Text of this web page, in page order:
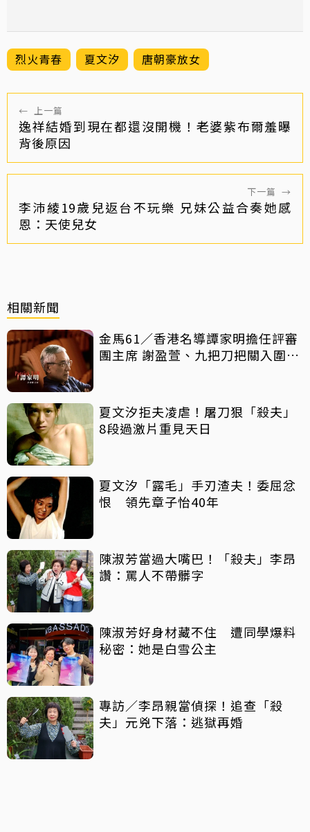
烈火青春 夏文汐 唐朝豪放女
← 上一篇
逸祥結婚到現在都還沒開機！老婆紫布爾羞曝
背後原因
下一篇 →
李沛綾19歲兒返台不玩樂 兄妹公益合奏她感
恩：天使兒女
相關新聞
金馬61／香港名導譚家明擔任評審
團主席 謝盈萱、九把刀把關入圍名
夏文汐拒夫凌虐！屠刀狠「殺夫」
8段過激片重見天日
夏文汐「露毛」手刃渣夫！委屈忿
恨 領先章子怡40年
陳淑芳當過大嘴巴！「殺夫」李昂
讚：罵人不帶髒字
陳淑芳好身材藏不住 遭同學爆料
秘密：她是白雪公主
專訪／李昂親當偵探！追查「殺
夫」元兇下落：逃獄再婚